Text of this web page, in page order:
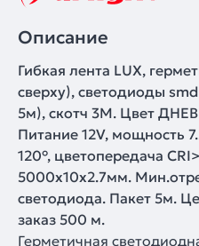
Описание
Гибкая лента LUX,
сверху), светодиоды
5м), скотч 3М. Цвет
Питание 12V, мощность
120°, цветопередача
5000х10x2.7мм.
светодиода. Пакет 5м.
заказ 500 м.
Герметичная